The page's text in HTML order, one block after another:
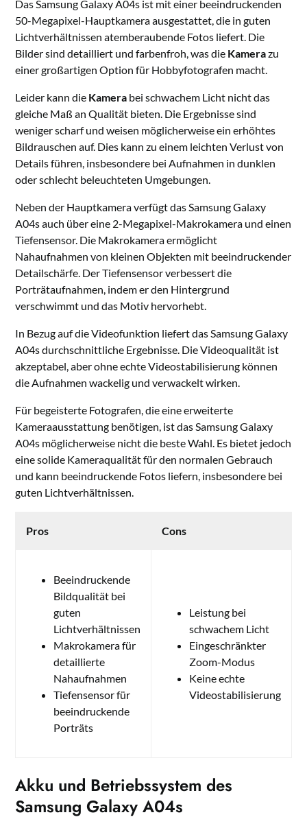
Das Samsung Galaxy A04s ist mit einer beeindruckenden
50-Megapixel-Hauptkamera ausgestattet, die in guten
Lichtverhältnissen atemberaubende Fotos liefert. Die
Bilder sind detailliert und farbenfroh, was die Kamerazu
einer großartigen Option für Hobbyfotografen macht.
Leider kann die Kamera bei schwachem Licht nicht das
gleiche Maß an Qualität bieten. Die Ergebnisse sind
weniger scharf und weisen möglicherweise ein erhöhtes
Bildrauschen auf. Dies kann zu einem leichten Verlust von
Details führen, insbesondere bei Aufnahmen in dunklen
oder schlecht beleuchteten Umgebungen.
Neben der Hauptkamera verfügt das Samsung Galaxy
A04s auch über eine 2-Megapixel-Makrokamera und einen
Tiefensensor. Die Makrokamera ermöglicht
Nahaufnahmen von kleinen Objekten mit beeindruckender
Detailschärfe. Der Tiefensensor verbessert die
Porträtaufnahmen, indem er den Hintergrund
verschwimmt und das Motiv hervorhebt.
In Bezug auf die Videofunktion liefert das Samsung Galaxy
A04s durchschnittliche Ergebnisse. Die Videoqualität ist
akzeptabel, aber ohne echte Videostabilisierung können
die Aufnahmen wackelig und verwackelt wirken.
Für begeisterte Fotografen, die eine erweiterte
Kameraausstattung benötigen, ist das Samsung Galaxy
A04s möglicherweise nicht die beste Wahl. Es bietet jedoch
eine solide Kameraqualität für den normalen Gebrauch
und kann beeindruckende Fotos liefern, insbesondere bei
guten Lichtverhältnissen.
Pros Cons
Beeindruckende
Bildqualität bei
guten
Lichtverhältnissen
Makrokamera für
detaillierte
Nahaufnahmen
Tiefensensor für
beeindruckende
Porträts
Leistung bei
schwachem Licht
Eingeschränkter
Zoom-Modus
Keine echte
Videostabilisierung
Akku und Betriebssystem des
Samsung Galaxy A04s